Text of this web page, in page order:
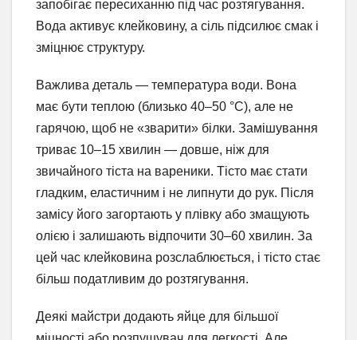
запобігає пересиханню під час розтягування.
Вода активує клейковину, а сіль підсилює смак і
зміцнює структуру.
Важлива деталь — температура води. Вона
має бути теплою (близько 40–50 °C), але не
гарячою, щоб не «зварити» білки. Замішування
триває 10–15 хвилин — довше, ніж для
звичайного тіста на вареники. Тісто має стати
гладким, еластичним і не липнути до рук. Після
замісу його загортають у плівку або змащують
олією і залишають відпочити 30–60 хвилин. За
цей час клейковина розслаблюється, і тісто стає
більш податливим до розтягування.
Деякі майстри додають яйце для більшої